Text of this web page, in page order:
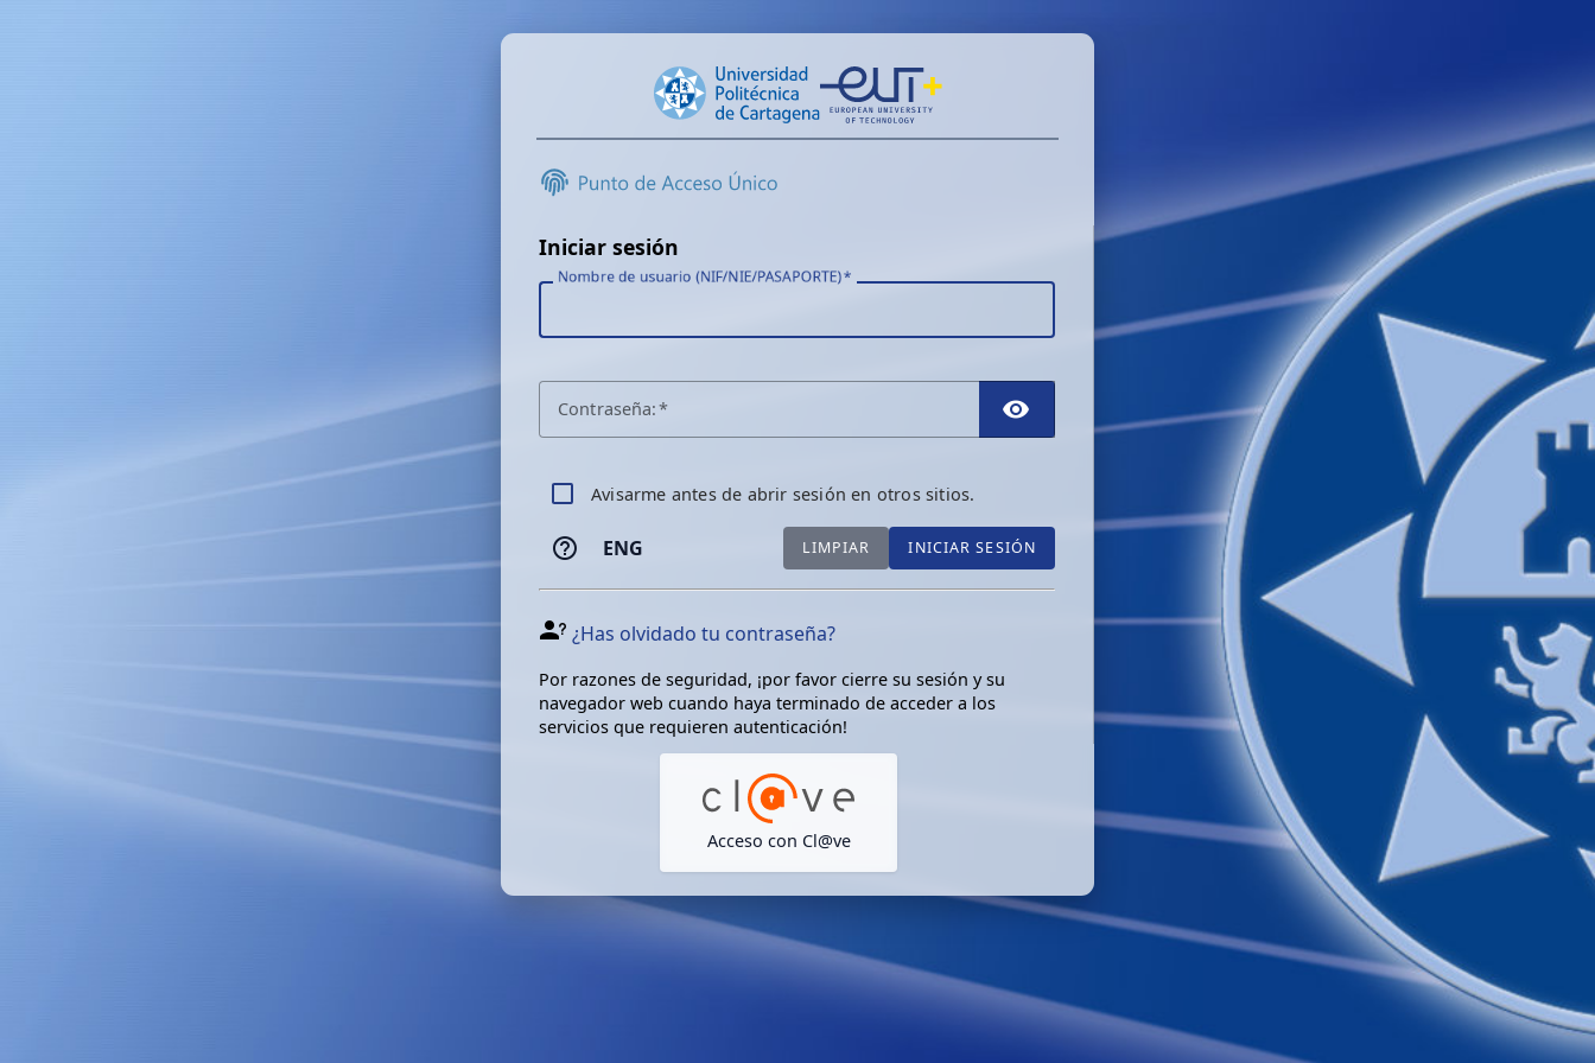
Iniciar sesión
Nombre de usuario (NIF/NIE/PASAPORTE)
Contraseña: TOGGLE PASSWORD
Avisarme antes de abrir sesión en otros sitios.
ENG LIMPIAR INICIAR SESIÓN
¿Has olvidado tu contraseña?
Por razones de seguridad, ¡por favor cierre su sesión y su
navegador web cuando haya terminado de acceder a los
servicios que requieren autenticación!